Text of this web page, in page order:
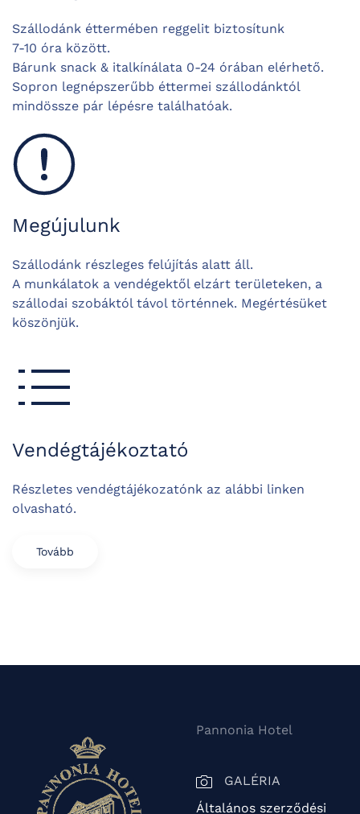
Szállodánk éttermében reggelit biztosítunk
7-10 óra között.
Bárunk snack & italkínálata 0-24 órában elérhető.
Sopron legnépszerűbb éttermei szállodánktól
mindössze pár lépésre találhatóak.
Megújulunk
Szállodánk részleges felújítás alatt áll.
A munkálatok a vendégektől elzárt területeken, a
szállodai szobáktól távol történnek. Megértésüket
köszönjük.
Vendégtájékoztató
Részletes vendégtájékozatónk az alábbi linken
olvasható.
Tovább
Pannonia Hotel
GALÉRIA
Általános szerződési